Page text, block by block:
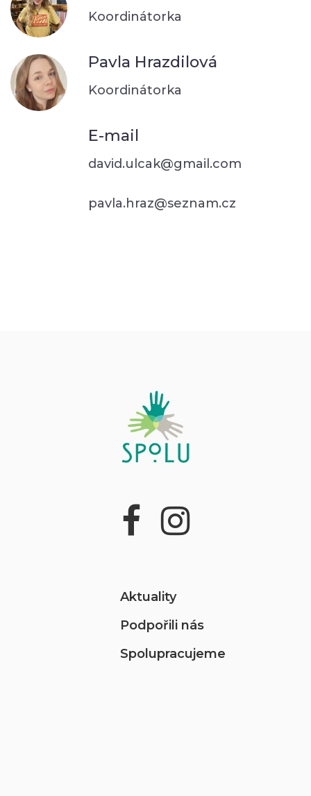
Koordinátorka
Pavla Hrazdilová
Koordinátorka
E-mail
david.ulcak@gmail.com
pavla.hraz@seznam.cz
Aktuality
Podpořili nás
Spolupracujeme